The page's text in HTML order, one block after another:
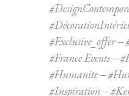
#exclusive_offer
#France Events
#humanite
#Inspiration